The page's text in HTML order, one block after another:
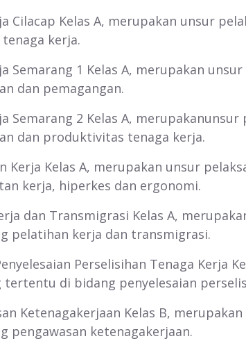
Cilacap Kelas A, merupakan unsur
kerja.
Semarang 1 Kelas A, merupakan
dan pemagangan.
Semarang 2 Kelas A,
dan produktivitas tenaga kerja.
Kerja Kelas A, merupakan unsur
kerja, hiperkes dan ergonomi.
dan Transmigrasi Kelas A,
pelatihan kerja dan transmigrasi.
Perselisihan Tenaga
di bidang penyelesaian
Ketenagakerjaan Kelas B,
pengawasan ketenagakerjaan.